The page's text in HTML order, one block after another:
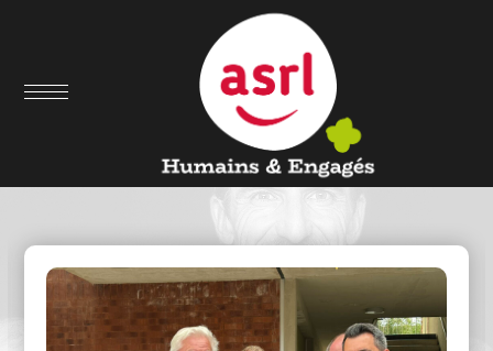
Nous comprendre & nous suivre
Notre actualité & nos
articles de presse ...